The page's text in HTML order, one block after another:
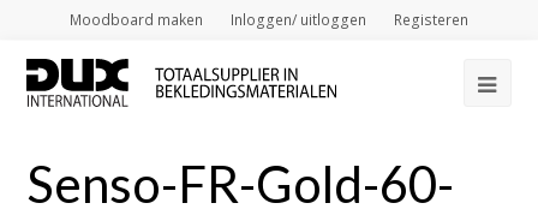
Moodboard maken Inloggen/ uitloggen Registeren
Senso-FR-Gold-60-